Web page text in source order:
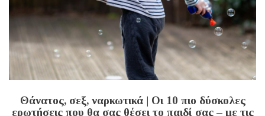
Θάνατος, σεξ, ναρκωτικά | Οι 10 πιο δύσκολες
ερωτήσεις που θα σας θέσει το παιδί σας – με τις